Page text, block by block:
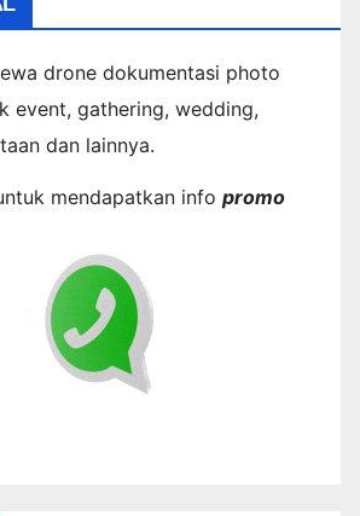
drone dokumentasi photo
event, gathering, wedding,
dan lainnya.
mendapatkan info promo